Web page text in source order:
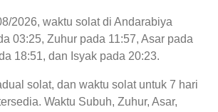
2026, waktu solat di Andarabiya
03:25, Zuhur pada 11:57, Asar pada
18:51, dan Isyak pada 20:23.
solat, dan waktu solat untuk 7 hari
Waktu Subuh, Zuhur, Asar,